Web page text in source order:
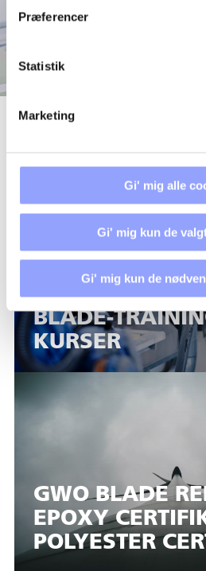
Præferencer
Statistik
Marketing
Gi' mig alle
Gi' mig kun de
Gi' mig kun de
BLADE-
KURSER
GWO BLADE
EPOXY
POLYESTER